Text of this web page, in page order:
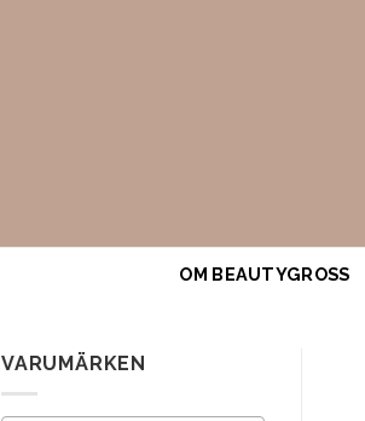
OM BEAUTYGROSS
VARUMÄRKEN